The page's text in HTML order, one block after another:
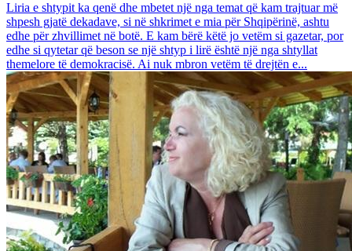
Liria e shtypit ka qenë dhe mbetet një nga temat që kam trajtuar më
shpesh gjatë dekadave, si në shkrimet e mia për Shqipërinë, ashtu
edhe për zhvillimet në botë. E kam bërë këtë jo vetëm si gazetar, por
edhe si qytetar që beson se një shtyp i lirë është një nga shtyllat
themelore të demokracisë. Ai nuk mbron vetëm të drejtën e...